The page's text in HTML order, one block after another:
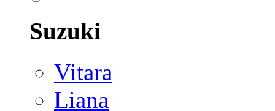
Suzuki
Vitara
Liana